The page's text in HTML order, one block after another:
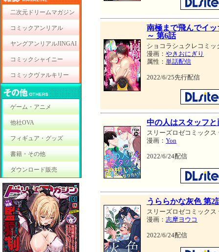
二次元ドリームマガジン
コミックアンリアル
ヤングアンリアルJINGAI
コミックシャイニー
コミックヴァルキリー
ゲーム・アニメ
他社OVA
フィギュア・グッズ
書籍・その他
ダウンロード販売
南極まで飛んでイ
～ 第6話
ショコラシュクレコミッ
漫画： やきおにぎり
属性： 単話配信
2022/6/25先行配信
中の人はスタッフ
スリーズロゼコミックス
漫画： Yon
2022/6/24配信
うららかな灰色 第2
スリーズロゼコミックス
漫画： 志摩ヨウコ
2022/6/24配信